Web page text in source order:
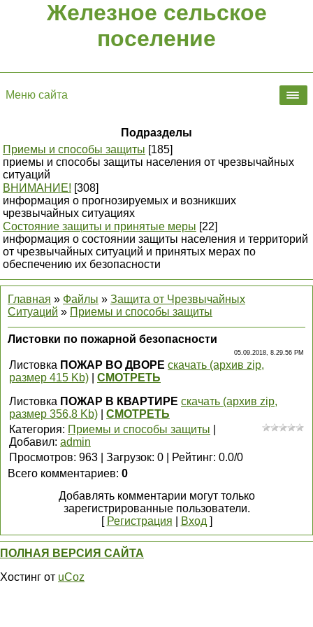
Железное сельское
поселение
Меню сайта
Подразделы
Приемы и способы защиты [185]
приемы и способы защиты населения от чрезвычайных
ситуаций
ВНИМАНИЕ! [308]
информация о прогнозируемых и возникших
чрезвычайных ситуациях
Состояние защиты и принятые меры [22]
информация о состоянии защиты населения и территорий
от чрезвычайных ситуаций и принятых мерах по
обеспечению их безопасности
Главная » Файлы » Защита от Чрезвычайных
Ситуаций » Приемы и способы защиты
Листовки по пожарной безопасности
05.09.2018, 8.29.56 PM
Листовка ПОЖАР ВО ДВОРЕ скачать (архив zip,
размер 415 Kb)
СМОТРЕТЬ
Листовка ПОЖАР В КВАРТИРЕ скачать (архив zip,
размер 356,8 Kb)
СМОТРЕТЬ
Категория: Приемы и способы защиты
Добавил: admin
Просмотров: 963 Загрузок: 0 Рейтинг: 0.0/0
Всего комментариев: 0
Добавлять комментарии могут только
зарегистрированные пользователи.
[ Регистрация Вход ]
ПОЛНАЯ ВЕРСИЯ САЙТА
Хостинг от uCoz